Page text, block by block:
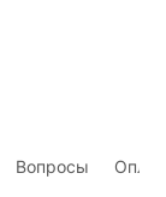
Вопросы